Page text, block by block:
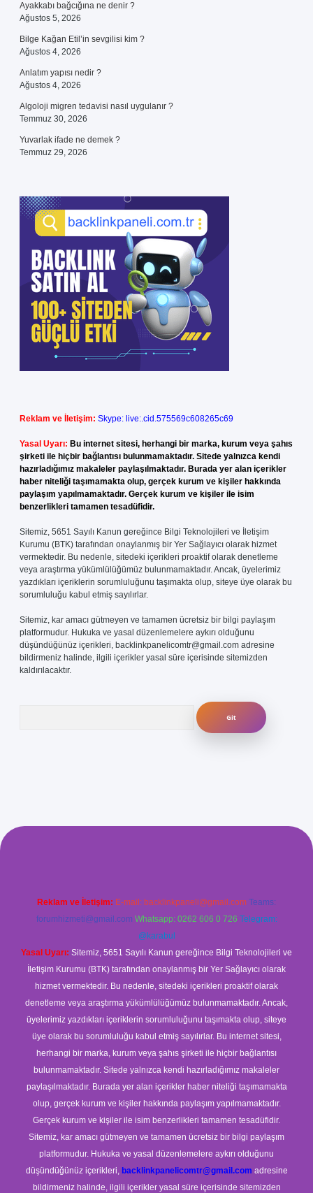
Ayakkabı bağcığına ne denir ?
Ağustos 5, 2026
Bilge Kağan Etil’in sevgilisi kim ?
Ağustos 4, 2026
Anlatım yapısı nedir ?
Ağustos 4, 2026
Algoloji migren tedavisi nasıl uygulanır ?
Temmuz 30, 2026
Yuvarlak ifade ne demek ?
Temmuz 29, 2026
Reklam ve İletişim: Skype: live:.cid.575569c608265c69
Yasal Uyarı: Bu internet sitesi, herhangi bir marka, kurum veya şahıs
şirketi ile hiçbir bağlantısı bulunmamaktadır. Sitede yalnızca kendi
hazırladığımız makaleler paylaşılmaktadır. Burada yer alan içerikler
haber niteliği taşımamakta olup, gerçek kurum ve kişiler hakkında
paylaşım yapılmamaktadır. Gerçek kurum ve kişiler ile isim
benzerlikleri tamamen tesadüfidir.
Sitemiz, 5651 Sayılı Kanun gereğince Bilgi Teknolojileri ve İletişim
Kurumu (BTK) tarafından onaylanmış bir Yer Sağlayıcı olarak hizmet
vermektedir. Bu nedenle, sitedeki içerikleri proaktif olarak denetleme
veya araştırma yükümlülüğümüz bulunmamaktadır. Ancak, üyelerimiz
yazdıkları içeriklerin sorumluluğunu taşımakta olup, siteye üye olarak bu
sorumluluğu kabul etmiş sayılırlar.
Sitemiz, kar amacı gütmeyen ve tamamen ücretsiz bir bilgi paylaşım
platformudur. Hukuka ve yasal düzenlemelere aykırı olduğunu
düşündüğünüz içerikleri, backlinkpanelicomtr@gmail.com adresine
bildirmeniz halinde, ilgili içerikler yasal süre içerisinde sitemizden
kaldırılacaktır.
mi
Reklam ve İletişim: E-mail: backlinkpaneli@gmail.com Teams:
forumhizmeti@gmail.com Whatsapp: 0262 606 0 726 Telegram:
@karabul
Yasal Uyarı: Sitemiz, 5651 Sayılı Kanun gereğince Bilgi Teknolojileri ve
İletişim Kurumu (BTK) tarafından onaylanmış bir Yer Sağlayıcı olarak
hizmet vermektedir. Bu nedenle, sitedeki içerikleri proaktif olarak
denetleme veya araştırma yükümlülüğümüz bulunmamaktadır. Ancak,
üyelerimiz yazdıkları içeriklerin sorumluluğunu taşımakta olup, siteye
üye olarak bu sorumluluğu kabul etmiş sayılırlar. Bu internet sitesi,
herhangi bir marka, kurum veya şahıs şirketi ile hiçbir bağlantısı
bulunmamaktadır. Sitede yalnızca kendi hazırladığımız makaleler
paylaşılmaktadır. Burada yer alan içerikler haber niteliği taşımamakta
olup, gerçek kurum ve kişiler hakkında paylaşım yapılmamaktadır.
Gerçek kurum ve kişiler ile isim benzerlikleri tamamen tesadüfidir.
Sitemiz, kar amacı gütmeyen ve tamamen ücretsiz bir bilgi paylaşım
platformudur. Hukuka ve yasal düzenlemelere aykırı olduğunu
düşündüğünüz içerikleri, backlinkpanelicomtr@gmail.com adresine
bildirmeniz halinde, ilgili içerikler yasal süre içerisinde sitemizden